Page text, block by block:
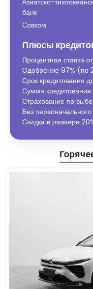
банк
Совком
Плюсы
Процентная ставка от
Одобрение 97% (по
Срок кредитования
Сумма
Страхование по
Без первоначального
Скидка в размере